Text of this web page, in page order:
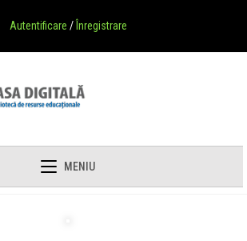
Autentificare / Înregistrare
MENIU